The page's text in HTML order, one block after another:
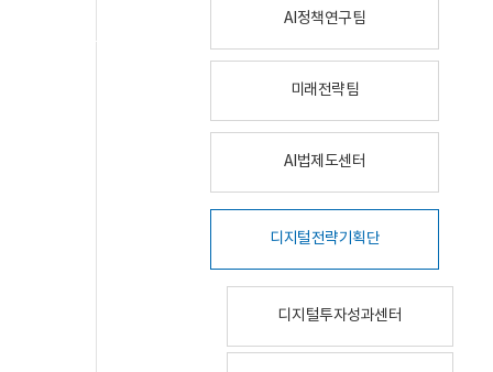
AI정책연구팀
미래전략팀
AI법제도센터
디지털전략기획단
디지털투자성과센터